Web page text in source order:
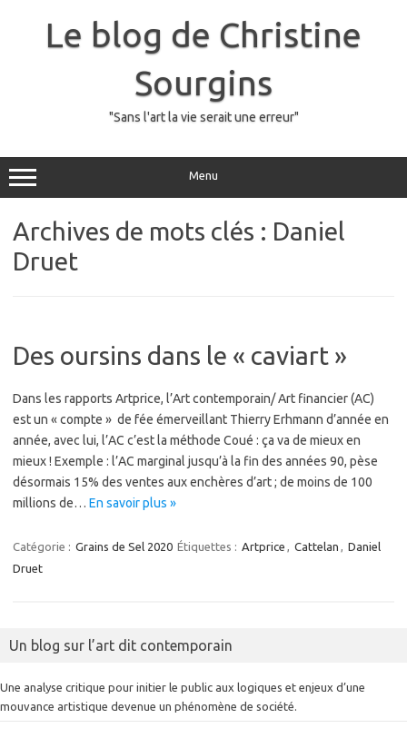
Le blog de Christine
Sourgins
"Sans l'art la vie serait une erreur"
Menu
Archives de mots clés : Daniel
Druet
Des oursins dans le « caviart »
Dans les rapports Artprice, l’Art contemporain/ Art financier (AC)
est un « compte » de fée émerveillant Thierry Erhmann d’année en
année, avec lui, l’AC c’est la méthode Coué : ça va de mieux en
mieux ! Exemple : l’AC marginal jusqu’à la fin des années 90, pèse
désormais 15% des ventes aux enchères d’art ; de moins de 100
millions de… En savoir plus »
Catégorie : Grains de Sel 2020 Étiquettes : Artprice , Cattelan , Daniel
Druet
Un blog sur l’art dit contemporain
Une analyse critique pour initier le public aux logiques et enjeux d’une
mouvance artistique devenue un phénomène de société.